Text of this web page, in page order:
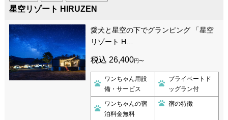
星空リゾート HIRUZEN
愛犬と星空の下でグランピング 「星空
リゾート H…
税込 26,400円〜
ワンちゃん用設
備・サービス
プライベートド
ッグラン付
ワンちゃんの宿
泊料金無料
宿の特徴